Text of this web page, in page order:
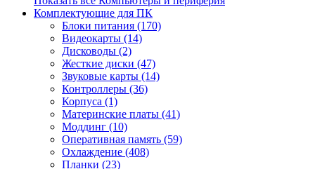
Комплектующие для ПК
Блоки питания (170)
Видеокарты (14)
Дисководы (2)
Жесткие диски (47)
Звуковые карты (14)
Контроллеры (36)
Корпуса (1)
Материнские платы (41)
Моддинг (10)
Оперативная память (59)
Охлаждение (408)
Планки (23)